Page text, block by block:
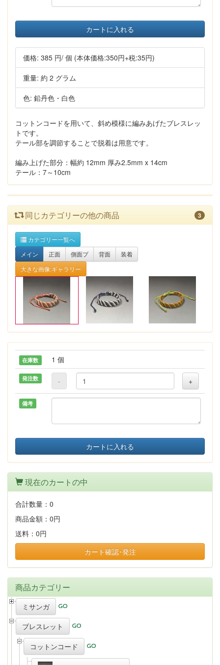
カートに入れる
価格: 385 円/ 個 (本体価格:350円+税:35円)
重量: 約 2 グラム
色: 鉛丹色・白色
コットンコードを用いて、斜め模様に編みあげたブレスレッ
トです。
テール部を調節することで脱着は用意です。
編み上げた部分：幅約 12mm 厚み2.5mm x 14cm
テール：7～10cm
同じカテゴリーの他の商品 3
カテゴリー一覧へ
メイン
正面 側面プ 背面
装着
大きな画像:ギャラリー
在庫数 1 個
発注数 - +
備考
カートに入れる
現在のカートの中
合計数量： 0
商品金額： 0円
送料： 0円
カート確認･発注
商品カテゴリー
ミサンガ
ブレスレット
コットンコード